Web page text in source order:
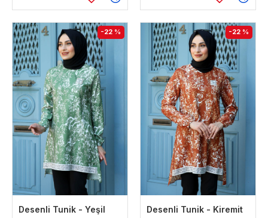
-22 %
Desenli Tunik - Yeşil
-22 %
Desenli Tunik - Kiremit